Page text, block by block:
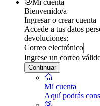
Bienvenido/a
Ingresar o crear cuenta
Accede a tus datos
devoluciones:
Correo electrónico
Ingrese un correo
Continuar
Mi cuenta
Aquí podrás